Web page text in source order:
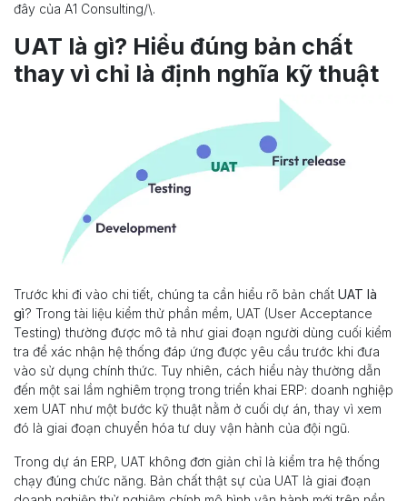
đây của A1 Consulting/\.
UAT là gì? Hiểu đúng bản chất
thay vì chỉ là định nghĩa kỹ thuật
Trước khi đi vào chi tiết, chúng ta cần hiểu rõ bản chất UAT là
gì? Trong tài liệu kiểm thử phần mềm, UAT (User Acceptance
Testing) thường được mô tả như giai đoạn người dùng cuối kiểm
tra để xác nhận hệ thống đáp ứng được yêu cầu trước khi đưa
vào sử dụng chính thức. Tuy nhiên, cách hiểu này thường dẫn
đến một sai lầm nghiêm trọng trong triển khai ERP: doanh nghiệp
xem UAT như một bước kỹ thuật nằm ở cuối dự án, thay vì xem
đó là giai đoạn chuyển hóa tư duy vận hành của đội ngũ.
Trong dự án ERP, UAT không đơn giản chỉ là kiểm tra hệ thống
chạy đúng chức năng. Bản chất thật sự của UAT là giai đoạn